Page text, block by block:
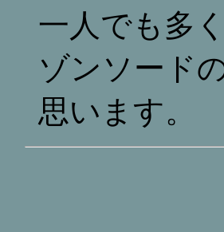
一人でも多
ゾンソード
思います。